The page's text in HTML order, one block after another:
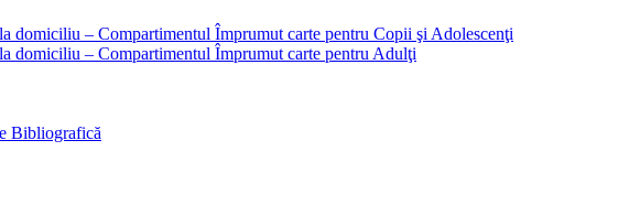
domiciliu – Compartimentul Împrumut carte pentru Copii şi Adolescenţi
domiciliu – Compartimentul Împrumut carte pentru Adulţi
Bibliografică